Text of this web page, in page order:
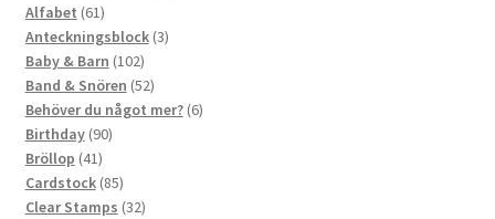
Alfabet 6161
produkter
Anteckningsblock 33
Baby & Barn 102102
produkter
Band & Snören 5252
produkter
Behöver du något mer? 66
Birthday 9090
Bröllop 4141
produkter
Cardstock 8585
produkter
Clear Stamps 3232